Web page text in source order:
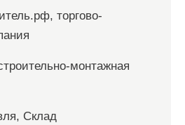
торгово-
монтажная
Склад